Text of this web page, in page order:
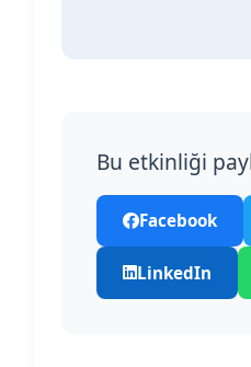
Bu etkinliği
Facebook
LinkedIn